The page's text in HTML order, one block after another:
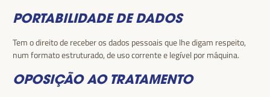
PORTABILIDADE DE DADOS
Tem o direito de receber os dados pessoais que lhe digam respeito,
num formato estruturado, de uso corrente e legível por máquina.
OPOSIÇÃO AO TRATAMENTO